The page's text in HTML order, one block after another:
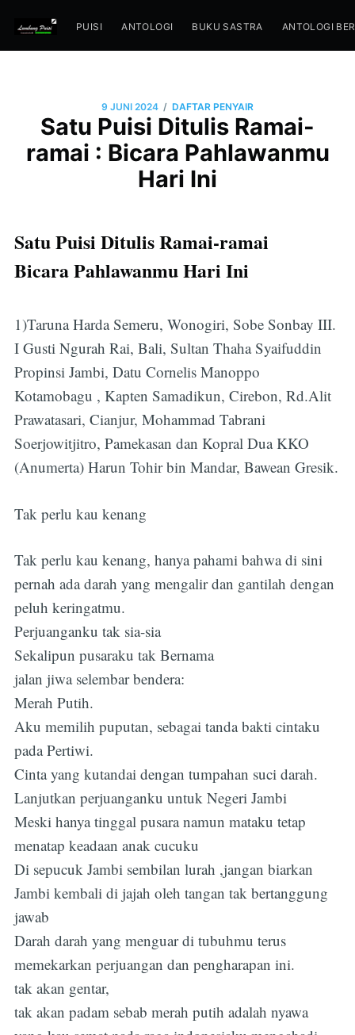
PUISI ANTOLOGI BUKU SASTRA ANTOLOGI
9 JUNI 2024 / DAFTAR PENYAIR
Satu Puisi Ditulis Ramai-
ramai : Bicara Pahlawanmu
Hari Ini
Satu Puisi Ditulis Ramai-ramai
Bicara Pahlawanmu Hari Ini
1)Taruna Harda Semeru, Wonogiri, Sobe Sonbay III.
I Gusti Ngurah Rai, Bali, Sultan Thaha Syaifuddin
Propinsi Jambi, Datu Cornelis Manoppo
Kotamobagu , Kapten Samadikun, Cirebon, Rd.Alit
Prawatasari, Cianjur, Mohammad Tabrani
Soerjowitjitro, Pamekasan dan Kopral Dua KKO
(Anumerta) Harun Tohir bin Mandar, Bawean Gresik.
Tak perlu kau kenang
Tak perlu kau kenang, hanya pahami bahwa di sini
pernah ada darah yang mengalir dan gantilah dengan
peluh keringatmu.
Perjuanganku tak sia-sia
Sekalipun pusaraku tak Bernama
jalan jiwa selembar bendera:
Merah Putih.
Aku memilih puputan, sebagai tanda bakti cintaku
pada Pertiwi.
Cinta yang kutandai dengan tumpahan suci darah.
Lanjutkan perjuanganku untuk Negeri Jambi
Meski hanya tinggal pusara namun mataku tetap
menatap keadaan anak cucuku
Di sepucuk Jambi sembilan lurah ,jangan biarkan
Jambi kembali di jajah oleh tangan tak bertanggung
jawab
Darah darah yang menguar di tubuhmu terus
memekarkan perjuangan dan pengharapan ini.
tak akan gentar,
tak akan padam sebab merah putih adalah nyawa